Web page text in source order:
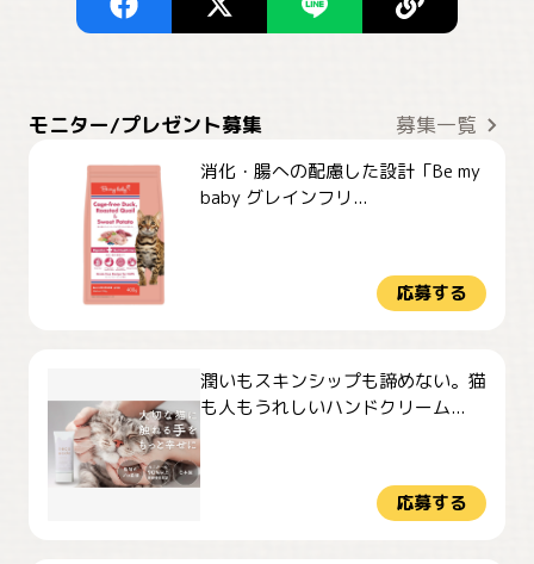
モニター/プレゼント募集 募集一覧
消化・腸への配慮した設計「Be my
baby グレインフリ...
応募する
潤いもスキンシップも諦めない。猫
も人もうれしいハンドクリーム...
応募する